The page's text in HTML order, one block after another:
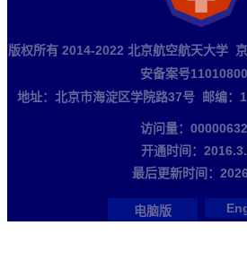
版权所有 2014-2022 北京航空航天大学
安备案号
地址：北京市海淀区学院路37号 邮编
访问量：
开通时间： 2016.3.
最后更新时间： 2026
电脑版